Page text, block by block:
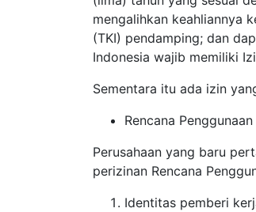
mengalihkan keahliannya
(TKI) pendamping; dan
Indonesia wajib memiliki
Sementara itu ada izin
Rencana
Perusahaan yang baru
perizinan Rencana
Identitas pemberi